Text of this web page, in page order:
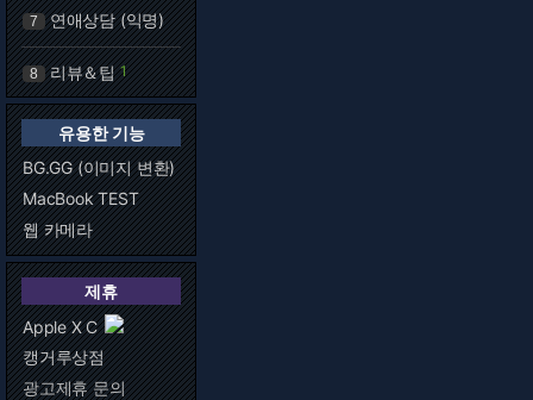
7 연애상담 (익명)
8 리뷰＆팁 1
유용한 기능
BG.GG (이미지 변환)
MacBook TEST
웹 카메라
제휴
Apple X C
캥거루상점
광고제휴 문의